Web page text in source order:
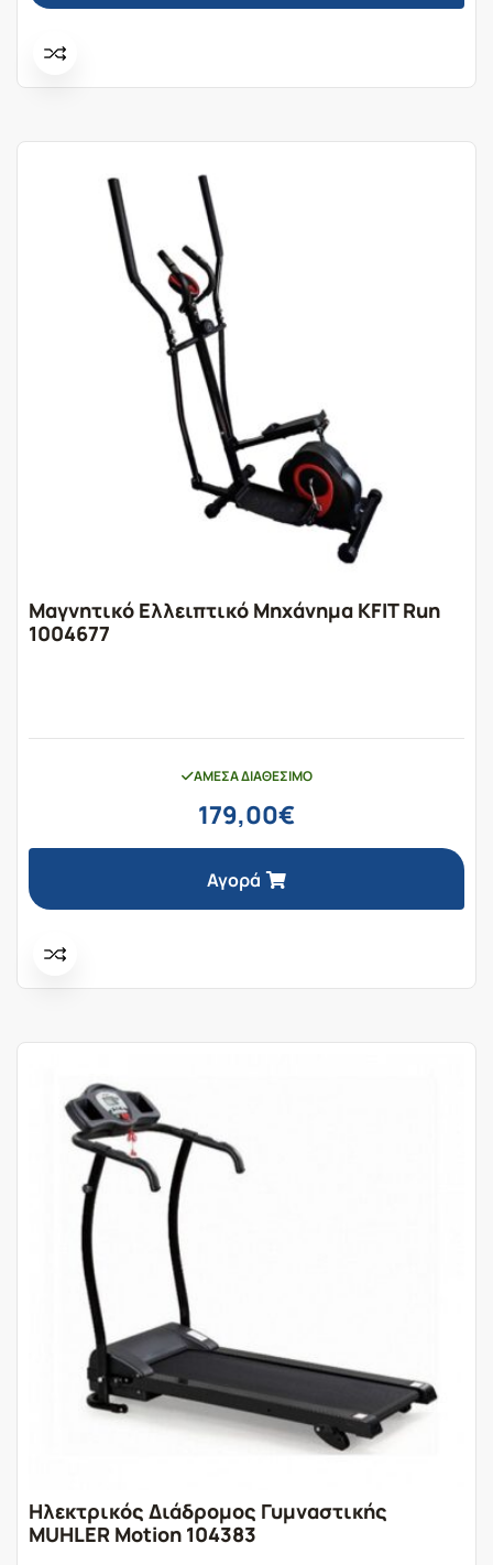
Μαγνητικό Ελλειπτικό Μηχάνημα KFIT Run
1004677
ΆΜΕΣΑ ΔΙΑΘΈΣΙΜΟ
179,00€
Αγορά
Ηλεκτρικός Διάδρομος Γυμναστικής
MUHLER Motion 104383